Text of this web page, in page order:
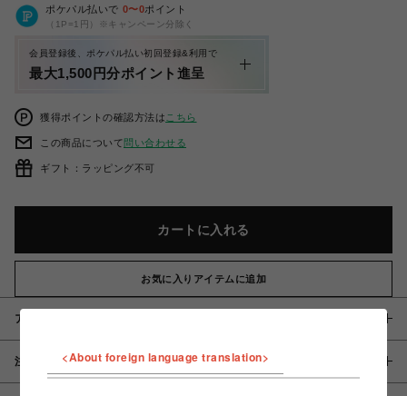
ポケパル払いで 0〜0ポイント
（1P=1円）※キャンペーン分除く
会員登録後、ポケパル払い初回登録&利用で
最大1,500円分ポイント進呈
獲得ポイントの確認方法は こちら
この商品について問い合わせる
ギフト：ラッピング不可
カートに入れる
お気に入りアイテムに追加
アイテム説明 / 素材
注意事項 <About foreign language translation>